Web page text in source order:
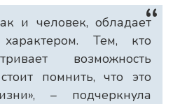
и человек, обладает
Тем, кто
возможность
помнить, что это
– подчеркнула